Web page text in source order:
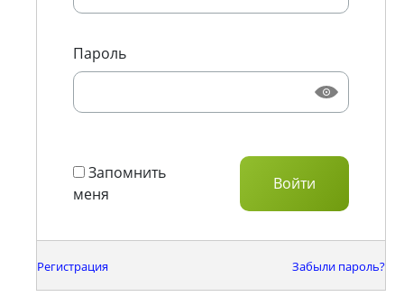
Пароль
Запомнить
меня
Регистрация Забыли пароль?